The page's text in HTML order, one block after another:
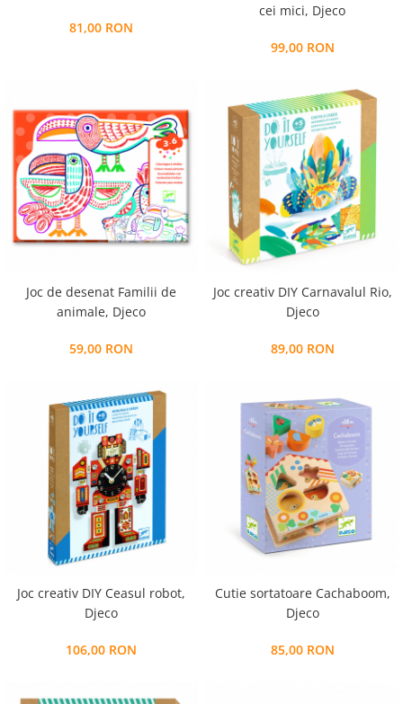
81,00 RON
cei mici, Djeco
99,00 RON
Joc de desenat Familii de
animale, Djeco
59,00 RON
Joc creativ DIY Carnavalul Rio,
Djeco
89,00 RON
Joc creativ DIY Ceasul robot,
Djeco
106,00 RON
Cutie sortatoare Cachaboom,
Djeco
85,00 RON